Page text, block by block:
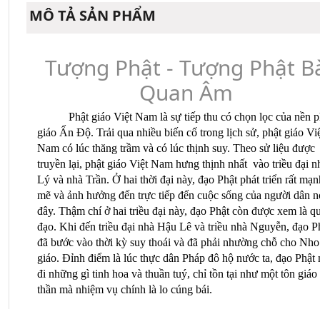
MÔ TẢ SẢN PHẨM
Tượng Phật - Tượng Phật
Quan Âm
Phật giáo Việt Nam là sự tiếp thu có chọn lọc của nền
giáo Ấn Độ. Trải qua nhiều biến cố trong lịch sử, phật giáo
Nam có lúc thăng trầm và có lúc thịnh suy. Theo sử liệu được
truyền lại, phật giáo Việt Nam hưng thịnh nhất vào triều đại
Lý và nhà Trần. Ở hai thời đại này, đạo Phật phát triển rất
mẽ và ảnh hưởng đến trực tiếp đến cuộc sống của người dân
đây. Thậm chí ở hai triều đại này, đạo Phật còn được xem là
đạo. Khi đến triều đại nhà Hậu Lê và triều nhà Nguyễn, đạo
đã bước vào thời kỳ suy thoái và đã phải nhường chỗ cho Nho
giáo. Đỉnh điểm là lúc thực dân Pháp đô hộ nước ta, đạo Phật
đi những gì tinh hoa và thuần tuý, chỉ tồn tại như một tôn giáo
thần mà nhiệm vụ chính là lo cúng bái.